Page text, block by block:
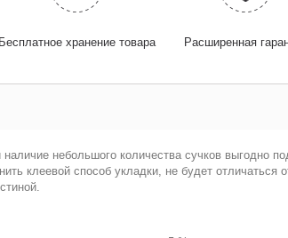
Бесплатное хранение товара Расширенная
небольшого количества сучков выгодно
клеевой способ укладки, не будет